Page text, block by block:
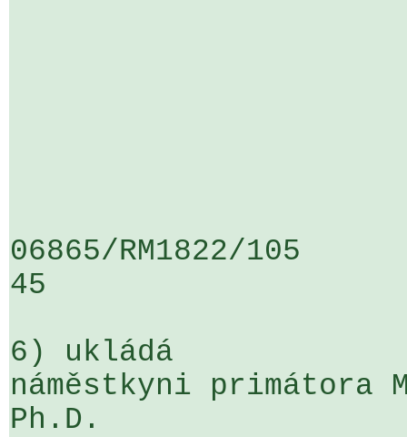
06865/RM1822/
45
6) ukládá
náměstkyni primátora
Ph.D.